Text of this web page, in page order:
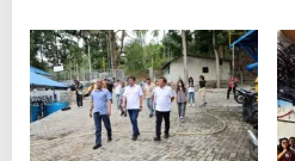
Bersama Balai SDA